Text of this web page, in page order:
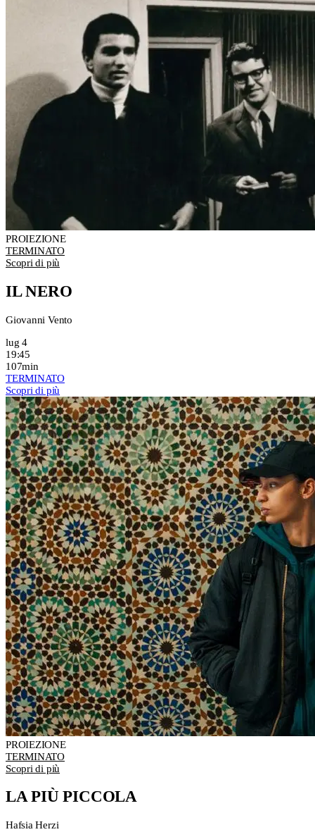
PROIEZIONE
TERMINATO
Scopri di più
IL NERO
Giovanni Vento
lug 4
19:45
107min
TERMINATO
Scopri di più
PROIEZIONE
TERMINATO
Scopri di più
LA PIÙ PICCOLA
Hafsia Herzi